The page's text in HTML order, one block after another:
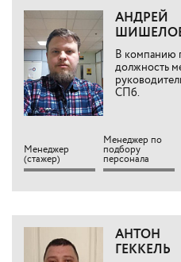
АНДРЕЙ
В компанию
должность
СПб.
Менеджер
(стажер)
Менеджер по
подбору
персонала
АНТОН
ГЕККЕЛЬ